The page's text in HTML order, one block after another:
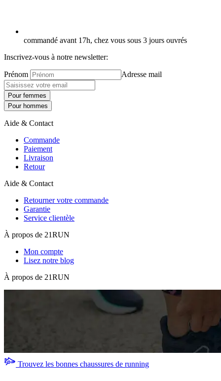
commandé avant 17h, chez vous sous 3 jours ouvrés
Inscrivez-vous à notre newsletter:
Prénom Adresse mail
Pour femmes
Pour hommes
Aide & Contact
Commande
Paiement
Livraison
Retour
Aide & Contact
Retourner votre commande
Garantie
Service clientèle
À propos de 21RUN
Mon compte
Lisez notre blog
À propos de 21RUN
Trouvez les bonnes chaussures de running